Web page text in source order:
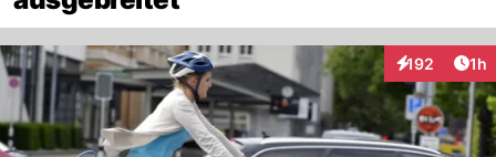
192
Interaktionen
1h